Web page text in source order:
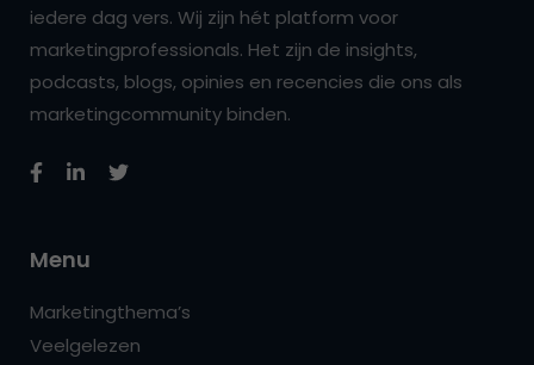
iedere dag vers. Wij zijn hét platform voor
marketingprofessionals. Het zijn de insights,
podcasts, blogs, opinies en recencies die ons als
marketingcommunity binden.
Menu
Marketingthema’s
Veelgelezen